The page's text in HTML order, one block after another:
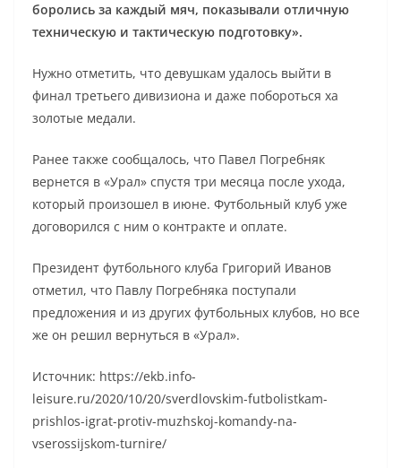
боролись за каждый мяч, показывали отличную
техническую и тактическую подготовку».
Нужно отметить, что девушкам удалось выйти в
финал третьего дивизиона и даже побороться ха
золотые медали.
Ранее также сообщалось, что Павел Погребняк
вернется в «Урал» спустя три месяца после ухода,
который произошел в июне. Футбольный клуб уже
договорился с ним о контракте и оплате.
Президент футбольного клуба Григорий Иванов
отметил, что Павлу Погребняка поступали
предложения и из других футбольных клубов, но все
же он решил вернуться в «Урал».
Источник: https://ekb.info-
leisure.ru/2020/10/20/sverdlovskim-futbolistkam-
prishlos-igrat-protiv-muzhskoj-komandy-na-
vserossijskom-turnire/